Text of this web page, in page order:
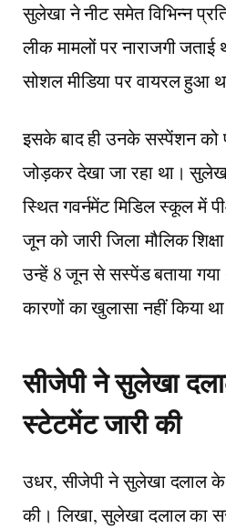
सुलेखा ने नीट समेत विभिन्न
लीक मामलों पर नाराजगी जताई
सोशल मीडिया पर वायरल हुआ
इसके बाद ही उनके सस्पेंशन को
जोड़कर देखा जा रहा था।
स्थित गवर्नमेंट मिडिल स्कूल में
जून को जारी जिला मौलिक
उन्हें 8 जून से सस्पेंड बताया
कारणों का खुलासा नहीं किया
सीजेपी ने सुलेखा
स्टेटमेंट जारी की
उधर, सीजेपी ने सुलेखा दलाल के
की। लिखा, सुलेखा दलाल का